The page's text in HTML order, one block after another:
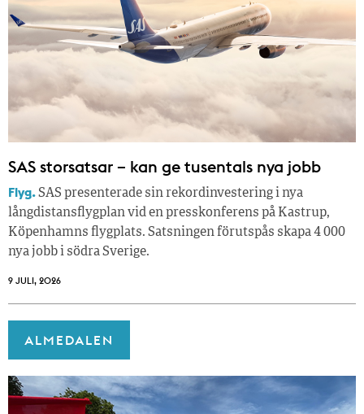
SAS storsatsar – kan ge tusentals nya jobb
Flyg.SAS presenterade sin rekordinvestering i nya
långdistansflygplan vid en presskonferens på Kastrup,
Köpenhamns flygplats. Satsningen förutspås skapa 4 000
nya jobb i södra Sverige.
9 JULI, 2026
ALMEDALEN